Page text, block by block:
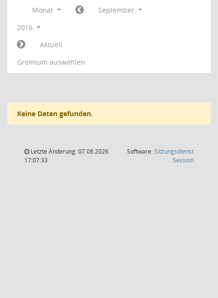
Monat
September
2016
Aktuell
Gremium auswählen
Keine Daten gefunden.
Letzte Änderung: 07.08.2026
17:07:33
Software:Sitzungsdienst
Session(Wird in